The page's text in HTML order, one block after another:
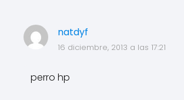
natdyf
16 diciembre, 2013 a las 17:21
perro hp